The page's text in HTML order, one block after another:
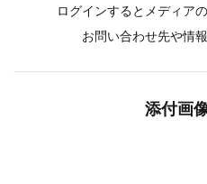
ログインするとメディア
お問い合わせ先や情
添付画